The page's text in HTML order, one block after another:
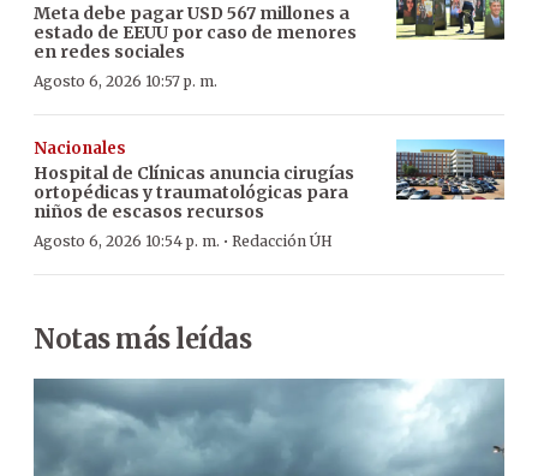
Meta debe pagar USD 567 millones a
estado de EEUU por caso de menores
en redes sociales
Agosto 6, 2026 10:57 p. m.
Nacionales
Hospital de Clínicas anuncia cirugías
ortopédicas y traumatológicas para
niños de escasos recursos
Agosto 6, 2026 10:54 p. m. · Redacción ÚH
Notas más leídas